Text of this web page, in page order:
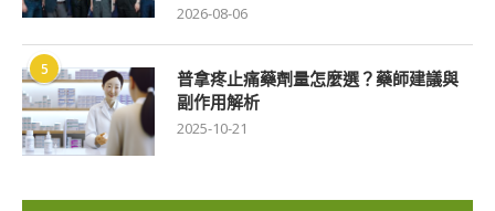
2026-08-06
5
普拿疼止痛藥劑量怎麼選？藥師建議與
副作用解析
2025-10-21